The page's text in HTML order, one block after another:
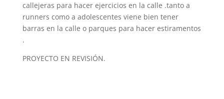
callejeras para hacer ejercicios en la calle .tanto a
runners como a adolescentes viene bien tener
barras en la calle o parques para hacer estiramentos
.
PROYECTO EN REVISIÓN.